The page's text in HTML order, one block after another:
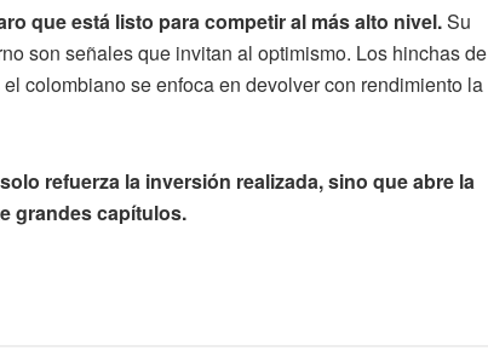
que está listo para competir al más alto nivel.Su
son señales que invitan al optimismo. Los hinchas de
colombiano se enfoca en devolver con rendimiento la
refuerza la inversión realizada, sino que abre la
grandes capítulos.